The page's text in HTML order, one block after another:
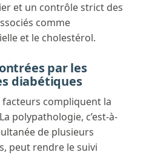
et un contrôle strict des
comme
et le cholestérol.
par les
diabétiques
facteurs compliquent la
polypathologie, c’est-à-
de plusieurs
peut rendre le suivi